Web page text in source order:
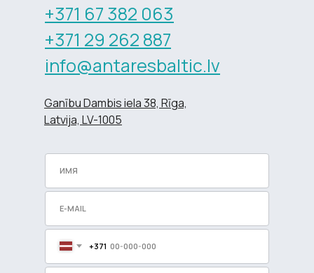
+371 67 382 063
+371 29 262 887
info@antaresbaltic.lv
Ganību Dambis iela 38, Rīga,
Latvija, LV-1005
+371